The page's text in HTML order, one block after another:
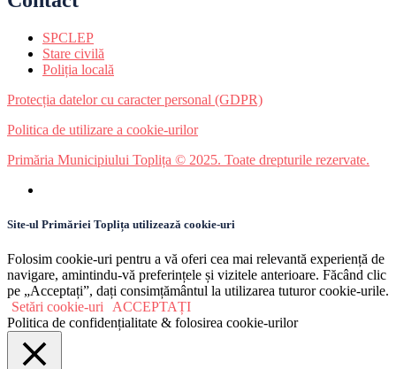
SPCLEP
Stare civilă
Poliția locală
Protecția datelor cu caracter personal (GDPR)
Politica de utilizare a cookie-urilor
Primăria Municipiului Toplița © 2025. Toate drepturile rezervate.
Site-ul Primăriei Toplița utilizează cookie-uri
Folosim cookie-uri pentru a vă oferi cea mai relevantă experiență de
navigare, amintindu-vă preferințele și vizitele anterioare. Făcând clic
pe „Acceptați”, dați consimțământul la utilizarea tuturor cookie-urile.
Setări cookie-uri
ACCEPTAȚI
Politica de confidențialitate & folosirea cookie-urilor